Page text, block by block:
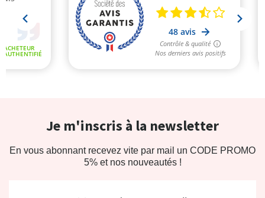
Je m'inscris à la newsletter
En vous abonnant recevez vite par mail un CODE PROMO
5% et nos nouveautés !